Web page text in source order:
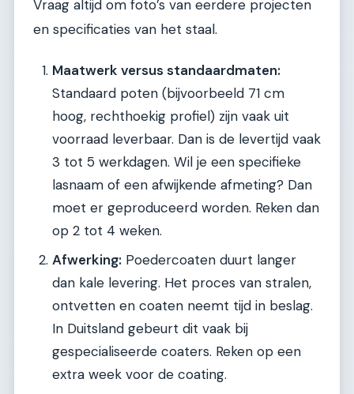
Vraag altijd om foto’s van eerdere projecten
en specificaties van het staal.
Maatwerk versus standaardmaten:
Standaard poten (bijvoorbeeld 71 cm
hoog, rechthoekig profiel) zijn vaak uit
voorraad leverbaar. Dan is de levertijd vaak
3 tot 5 werkdagen. Wil je een specifieke
lasnaam of een afwijkende afmeting? Dan
moet er geproduceerd worden. Reken dan
op 2 tot 4 weken.
Afwerking: Poedercoaten duurt langer
dan kale levering. Het proces van stralen,
ontvetten en coaten neemt tijd in beslag.
In Duitsland gebeurt dit vaak bij
gespecialiseerde coaters. Reken op een
extra week voor de coating.